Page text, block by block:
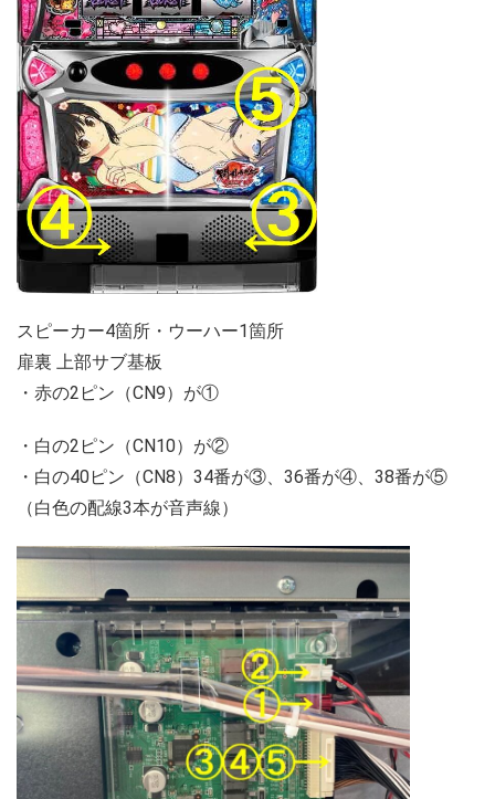
スピーカー4箇所・ウーハー1箇所
扉裏 上部サブ基板
・赤の2ピン（CN9）が①
・白の2ピン（CN10）が②
・白の40ピン（CN8）34番が③、36番が④、38番が⑤
（白色の配線3本が音声線）